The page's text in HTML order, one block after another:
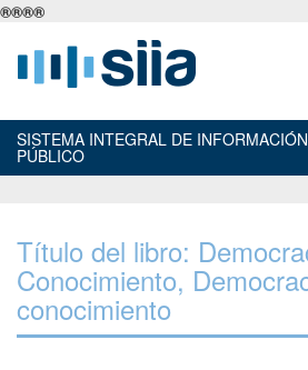
®®®®
SISTEMA INTEGRAL DE
PÚBLICO
Título del libro:
Conocimiento,
conocimiento